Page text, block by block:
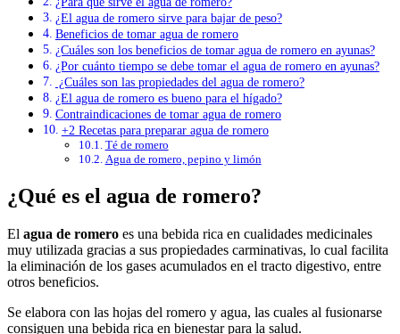
¿El agua de romero sirve para bajar de peso?
Beneficios de tomar agua de romero
¿Cuáles son los beneficios de tomar agua de romero en ayunas?
¿Por cuánto tiempo se debe tomar el agua de romero en ayunas?
¿Cuáles son las propiedades del agua de romero?
¿El agua de romero es bueno para el hígado?
Contraindicaciones de tomar agua de romero
+2 Recetas para preparar agua de romero
Té de romero
Agua de romero, pepino y limón
¿Qué es el agua de romero?
El agua de romero es una bebida rica en cualidades medicinales
muy utilizada gracias a sus propiedades carminativas, lo cual facilita
la eliminación de los gases acumulados en el tracto digestivo, entre
otros beneficios.
Se elabora con las hojas del romero y agua, las cuales al fusionarse
consiguen una bebida rica en bienestar para la salud.